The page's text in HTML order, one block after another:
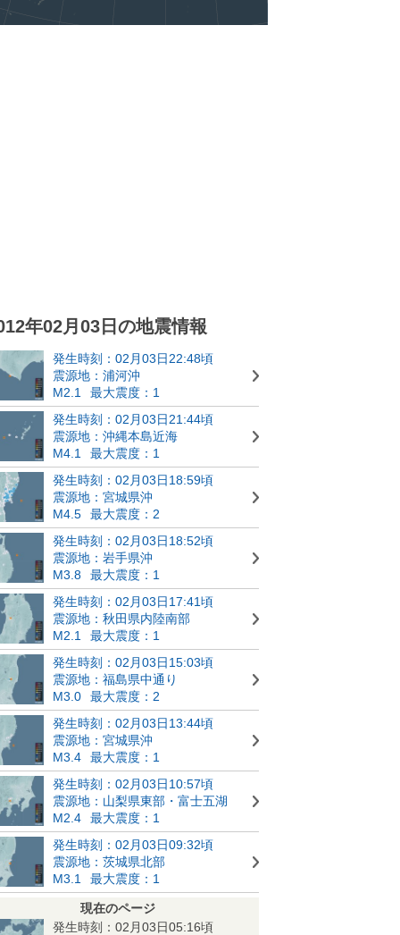
年02月03日の地震情報
発生時刻：02月03日22:48頃
震源地：浦河沖
M2.1
最大震度：1
発生時刻：02月03日21:44頃
震源地：沖縄本島近海
M4.1
最大震度：1
発生時刻：02月03日18:59頃
震源地：宮城県沖
M4.5
最大震度：2
発生時刻：02月03日18:52頃
震源地：岩手県沖
M3.8
最大震度：1
発生時刻：02月03日17:41頃
震源地：秋田県内陸南部
M2.1
最大震度：1
発生時刻：02月03日15:03頃
震源地：福島県中通り
M3.0
最大震度：2
発生時刻：02月03日13:44頃
震源地：宮城県沖
M3.4
最大震度：1
発生時刻：02月03日10:57頃
震源地：山梨県東部・富士五湖
M2.4
最大震度：1
発生時刻：02月03日09:32頃
震源地：茨城県北部
M3.1
最大震度：1
現在のページ
発生時刻：02月03日05:16頃